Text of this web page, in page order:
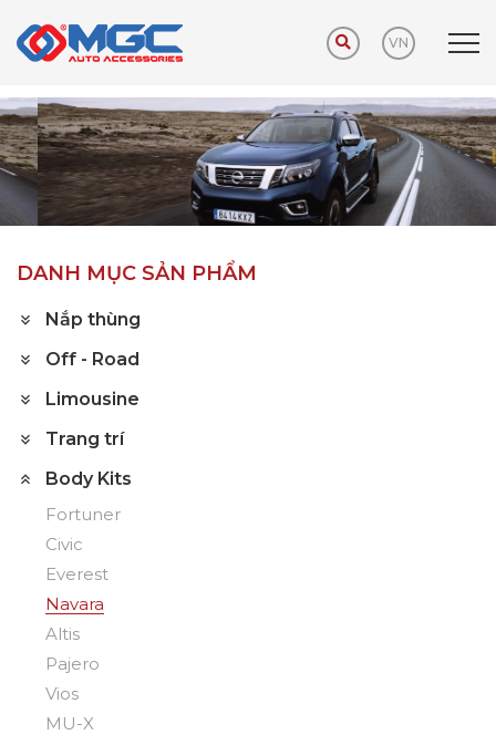
VN
Trang chủ Sản phẩm Body Kits Navara
DANH MỤC SẢN PHẨM
Nắp thùng
Off - Road
Limousine
Trang trí
Body Kits
Fortuner
Civic
Everest
Navara
Altis
Pajero
Vios
MU-X